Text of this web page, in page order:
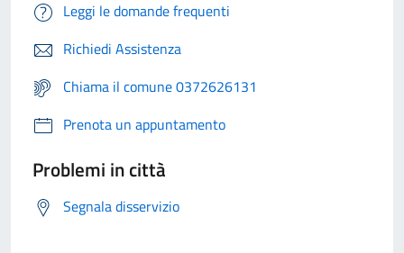
Leggi le domande frequenti
Richiedi Assistenza
Chiama il comune 0372626131
Prenota un appuntamento
Problemi in città
Segnala disservizio